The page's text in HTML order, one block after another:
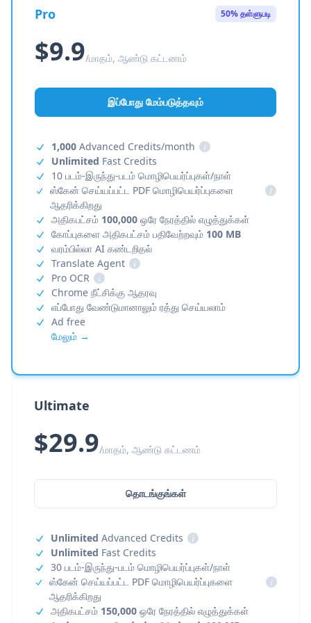
Pro 50% தள்ளுபடி
$9.9/மாதம், ஆண்டு கட்டணம்
இப்போது மேம்படுத்தவும்
1,000 Advanced Credits/month
i
Unlimited Fast Credits
10 படம்-இருந்து-படம் மொழிபெயர்ப்புகள்/நாள்
ஸ்கேன் செய்யப்பட்ட PDF மொழிபெயர்ப்புகளை
ஆதரிக்கிறது
i
அதிகபட்சம் 100,000 ஒரே நேரத்தில் எழுத்துக்கள்
கோப்புகளை அதிகபட்சம் பதிவேற்றவும் 100 MB
வரம்பில்லா AI கண்டறிதல்
Translate Agent
i
Pro OCR
i
Chrome நீட்சிக்கு ஆதரவு
எப்போது வேண்டுமானாலும் ரத்து செய்யலாம்
Ad free
மேலும் →
Ultimate
$29.9/மாதம், ஆண்டு கட்டணம்
தொடங்குங்கள்
Unlimited Advanced Credits
i
Unlimited Fast Credits
30 படம்-இருந்து-படம் மொழிபெயர்ப்புகள்/நாள்
ஸ்கேன் செய்யப்பட்ட PDF மொழிபெயர்ப்புகளை
ஆதரிக்கிறது
i
அதிகபட்சம் 150,000 ஒரே நேரத்தில் எழுத்துக்கள்